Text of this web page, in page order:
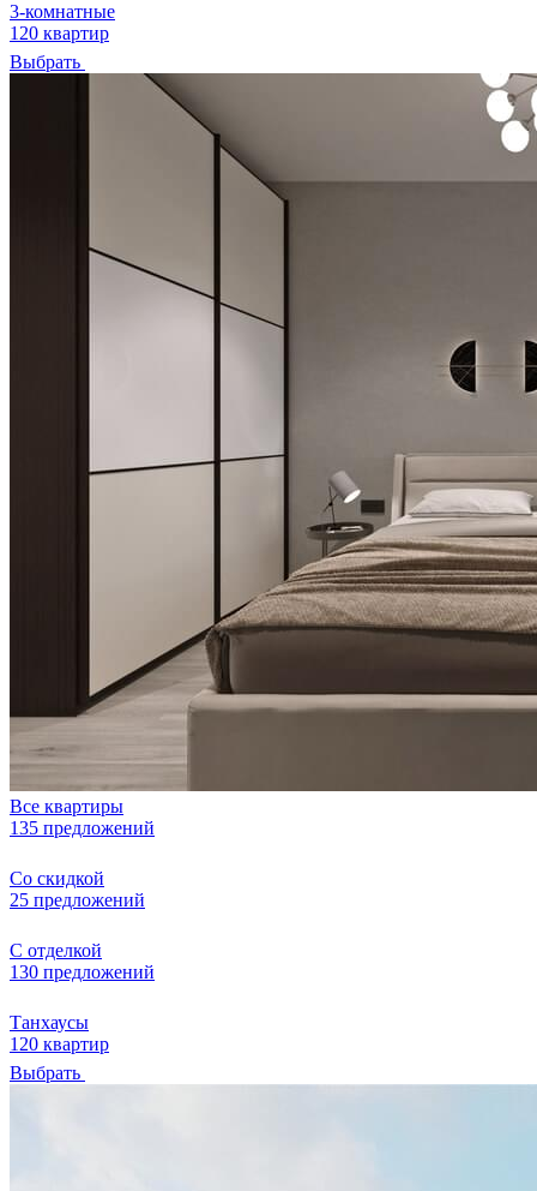
3-комнатные
120 квартир
Выбрать
Все квартиры
135 предложений
Со скидкой
25 предложений
С отделкой
130 предложений
Танхаусы
120 квартир
Выбрать